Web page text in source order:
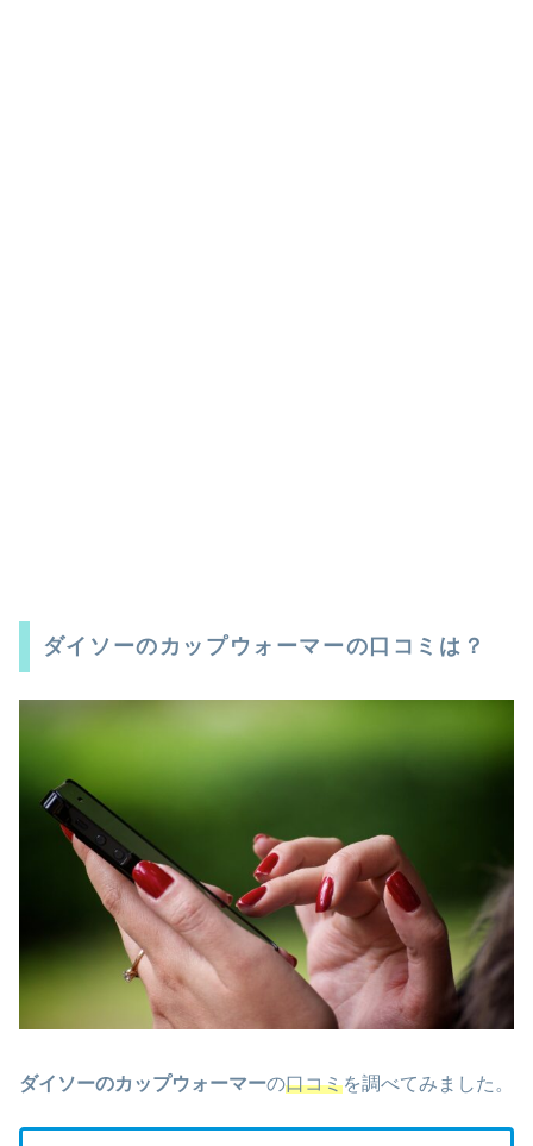
ダイソーのカップウォーマーの口コミは？
ダイソーのカップウォーマーの口コミを調べてみました。